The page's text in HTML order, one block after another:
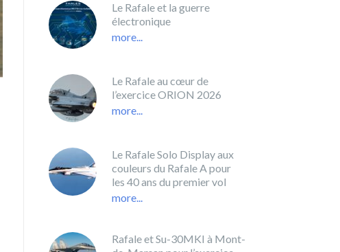
Le Rafale et la guerre
électronique
more...
Le Rafale au cœur de
l’exercice ORION 2026
more...
Le Rafale Solo Display aux
couleurs du Rafale A pour
les 40 ans du premier vol
more...
Rafale et Su-30MKI à Mont-